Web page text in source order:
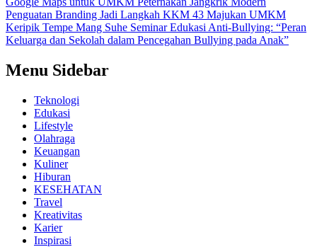
Penguatan Branding Jadi Langkah KKM 43 Majukan UMKM
Keripik Tempe Mang Suhe Seminar Edukasi Anti-Bullying: “Peran
Keluarga dan Sekolah dalam Pencegahan Bullying pada Anak”
Menu Sidebar
Teknologi
Edukasi
Lifestyle
Olahraga
Keuangan
Kuliner
Hiburan
KESEHATAN
Travel
Kreativitas
Karier
Inspirasi